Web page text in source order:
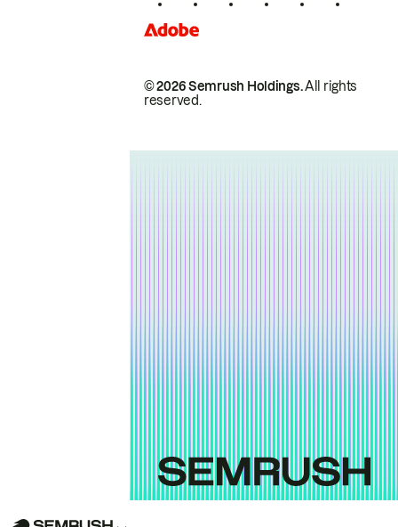
© 2026 Semrush Holdings.All rights
reserved.